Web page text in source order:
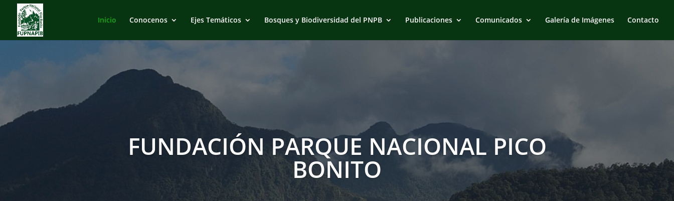
Inicio Conocenos Ejes Temáticos Bosques y Biodiversidad del PNPB Publicaciones Comunicados Galería de Imágenes Contacto
FUNDACIÓN PARQUE NACIONAL PICO
BONITO